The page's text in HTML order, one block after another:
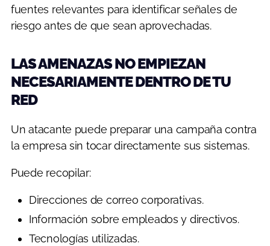
fuentes relevantes para identificar señales de
riesgo antes de que sean aprovechadas.
LAS AMENAZAS NO EMPIEZAN
NECESARIAMENTE DENTRO DE TU
RED
Un atacante puede preparar una campaña contra
la empresa sin tocar directamente sus sistemas.
Puede recopilar:
Direcciones de correo corporativas.
Información sobre empleados y directivos.
Tecnologías utilizadas.